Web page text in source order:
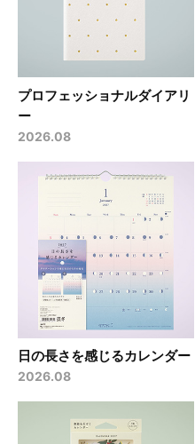
プロフェッショナルダイアリ
ー
2026.08
日の長さを感じるカレンダー
2026.08